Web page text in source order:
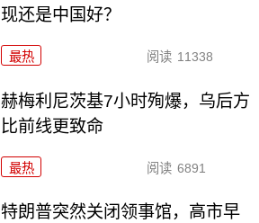
现还是中国好？
最热 阅读 11338
赫梅利尼茨基7小时殉爆，乌后方
比前线更致命
最热 阅读 6891
特朗普突然关闭领事馆，高市早